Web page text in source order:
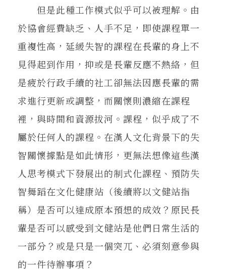
但是此種工作模式似乎可以被理解。由
於協會經費缺乏、人手不足，即使課程單一
重複性高，延緩失智的課程在長輩的身上不
見得起到作用，抑或是長輩反應不熱絡，但
是疲於行政手續的社工卻無法因應長輩的需
求進行更新或調整，而關懷則濃縮在課程
裡，與時間和資源拔河。課程，似乎成了不
屬於任何人的課程。在漢人文化背景下的失
智關懷據點是如此情形，更無法想像這些漢
人思考模式下發展出的制式化課程、預防失
智舞蹈在文化健康站（後續將以文健站指
稱）是否可以達成原本預想的成效？原民長
輩是否可以感受到文健站是他們日常生活的
一部分？或是只是一個突兀、必須刻意參與
的一件待辦事項？